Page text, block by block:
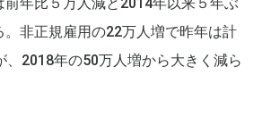
。非正規雇用の22万人増で昨年は計
、2018年の50万人増から大きく減ら